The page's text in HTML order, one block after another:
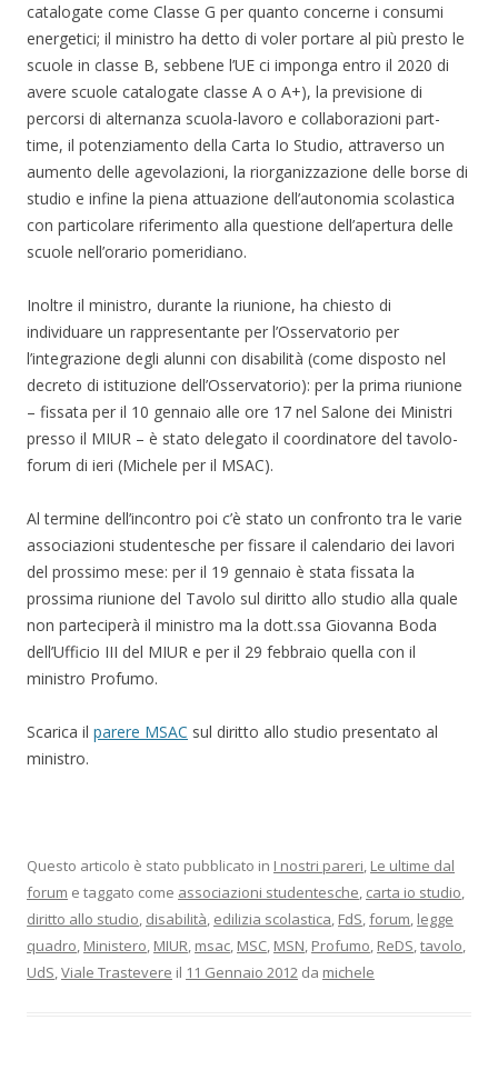
catalogate come Classe G per quanto concerne i consumi
energetici; il ministro ha detto di voler portare al più presto le
scuole in classe B, sebbene l’UE ci imponga entro il 2020 di
avere scuole catalogate classe A o A+), la previsione di
percorsi di alternanza scuola-lavoro e collaborazioni part-
time, il potenziamento della Carta Io Studio, attraverso un
aumento delle agevolazioni, la riorganizzazione delle borse di
studio e infine la piena attuazione dell’autonomia scolastica
con particolare riferimento alla questione dell’apertura delle
scuole nell’orario pomeridiano.
Inoltre il ministro, durante la riunione, ha chiesto di
individuare un rappresentante per l’Osservatorio per
l’integrazione degli alunni con disabilità (come disposto nel
decreto di istituzione dell’Osservatorio): per la prima riunione
– fissata per il 10 gennaio alle ore 17 nel Salone dei Ministri
presso il MIUR – è stato delegato il coordinatore del tavolo-
forum di ieri (Michele per il MSAC).
Al termine dell’incontro poi c’è stato un confronto tra le varie
associazioni studentesche per fissare il calendario dei lavori
del prossimo mese: per il 19 gennaio è stata fissata la
prossima riunione del Tavolo sul diritto allo studio alla quale
non parteciperà il ministro ma la dott.ssa Giovanna Boda
dell’Ufficio III del MIUR e per il 29 febbraio quella con il
ministro Profumo.
Scarica il parere MSAC sul diritto allo studio presentato al
ministro.
Questo articolo è stato pubblicato in I nostri pareri, Le ultime dal
forum e taggato come associazioni studentesche, carta io studio,
diritto allo studio, disabilità, edilizia scolastica, FdS,forum, legge
quadro, Ministero, MIUR, msac, MSC, MSN, Profumo, ReDS,tavolo,
UdS,Viale Trastevere il 11 Gennaio 2012 da michele